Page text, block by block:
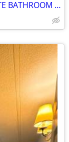
LARGE MASTER BEDROOM WITH PRIVATE BATHROOM FOR RENT IN EAST LANTANA